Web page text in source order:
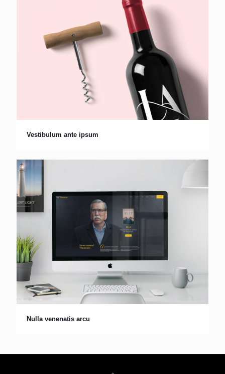
Vestibulum ante ipsum
Nulla venenatis arcu